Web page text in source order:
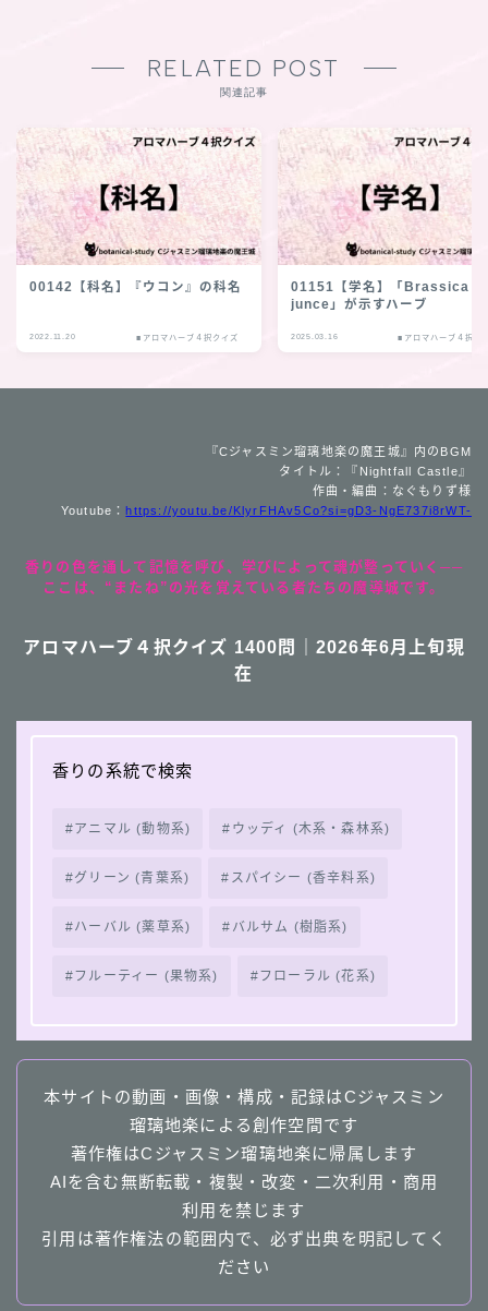
RELATED POST
関連記事
00142【科名】『ウコン』の科名
2022.11.20 ■アロマハーブ４択クイズ
01151【学名】「Brassica
junce」が示すハーブ
2025.03.16 ■アロマハーブ４択ク
『Cジャスミン瑠璃地楽の魔王城』内のBGM
タイトル：『Nightfall Castle』
作曲・編曲：なぐもりず様
Youtube： https://youtu.be/KlyrFHAv5Co?si=gD3-NgE737i8rWT-
香りの色を通して記憶を呼び、学びによって魂が整っていく──
ここは、“またね”の光を覚えている者たちの魔導城です。
アロマハーブ４択クイズ 1400問｜2026年6月上旬現
在
香りの系統で検索
アニマル (動物系) ウッディ (木系・森林系)
グリーン (青葉系) スパイシー (香辛料系)
ハーバル (薬草系) バルサム (樹脂系)
フルーティー (果物系) フローラル (花系)
本サイトの動画・画像・構成・記録はCジャスミン
瑠璃地楽による創作空間です
著作権はCジャスミン瑠璃地楽に帰属します
AIを含む無断転載・複製・改変・二次利用・商用
利用を禁じます
引用は著作権法の範囲内で、必ず出典を明記してく
ださい